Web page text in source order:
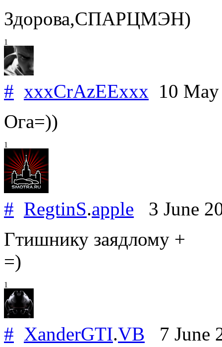
Здорова,СПАРЦМЭН)
1
# xxxCrAzEExxx 10
Ога=))
1
# RegtinS.apple 3 June
Гтишнику заядлому +
=)
1
# XanderGTI.VB 7 June